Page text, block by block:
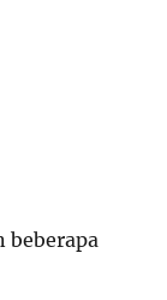
beberapa